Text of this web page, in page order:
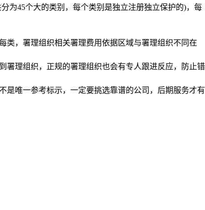
为45个大的类别，每个类别是独立注册独立保护的)，每
类，署理组织相关署理费用依据区域与署理组织不同在
署理组织，正规的署理组织也会有专人跟进反应，防止错
是唯一参考标示，一定要挑选靠谱的公司，后期服务才有